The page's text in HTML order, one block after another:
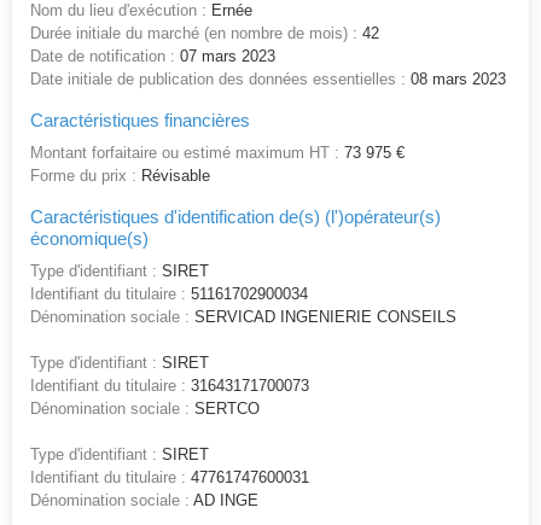
Nom du lieu d'exécution : Ernée
Durée initiale du marché (en nombre de mois) : 42
Date de notification : 07 mars 2023
Date initiale de publication des données essentielles : 08 mars 2023
Caractéristiques financières
Montant forfaitaire ou estimé maximum HT : 73 975 €
Forme du prix : Révisable
Caractéristiques d'identification de(s) (l')opérateur(s)
économique(s)
Type d'identifiant : SIRET
Identifiant du titulaire : 51161702900034
Dénomination sociale : SERVICAD INGENIERIE CONSEILS
Type d'identifiant : SIRET
Identifiant du titulaire : 31643171700073
Dénomination sociale : SERTCO
Type d'identifiant : SIRET
Identifiant du titulaire : 47761747600031
Dénomination sociale : AD INGE